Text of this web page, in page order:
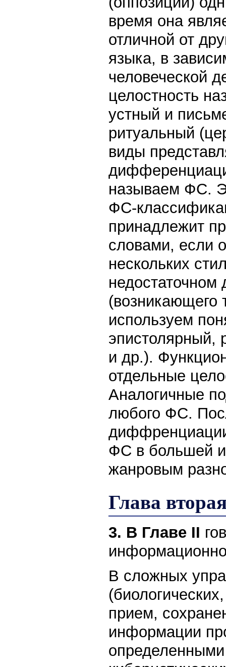
время она
отличной от
языка, в
человеческой
целостность
устный и
ритуальный
виды
называем ФС.
ФС-
принадлежит
словами, если
нескольких
(возникающего
используем
эпистолярный,
и др.).
отдельные
Аналогичные
любого ФС.
ФС в большей
жанровым
Глава
3. В Главе II
В сложных
прием,
информации